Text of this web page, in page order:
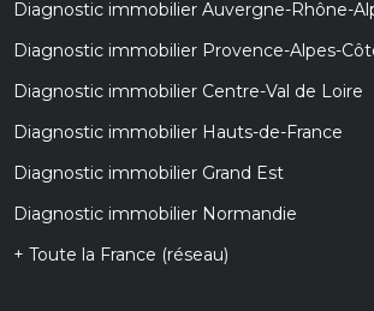
Diagnostic immobilier Auvergne-Rhône-
Diagnostic immobilier Provence-Alpes-
Diagnostic immobilier Centre-Val de Loire
Diagnostic immobilier Hauts-de-France
Diagnostic immobilier Grand Est
Diagnostic immobilier Normandie
+ Toute la France (réseau)